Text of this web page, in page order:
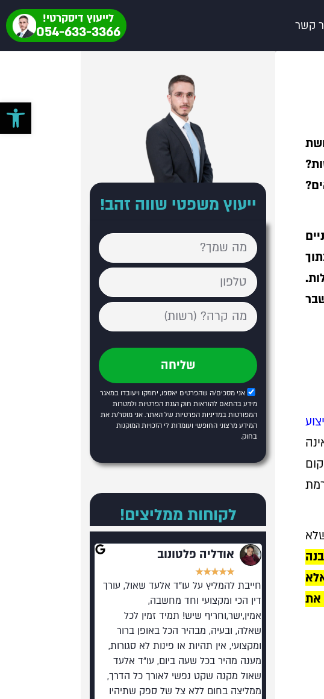
קשר
לייעוץ דיסקרטי!
054-633-3366
את
ייעוץ משפטי שווה זהב!
אני מסכים/ה שהפרטים יאספו, יחוזקו ויעובדו במאגר
מידע בהתאם להוראות חוק הגנת הפרטיות ולמטרות
המפורטותבמדיניות הפרטיות של האתר. אני מוסר/ת את
המידע מרצוני החופשי ועומדות לי הזכויות המוקנות
בחוק.
שליחה
לקוחות ממליצים!
אודליה פלטונוב
★
★
★
★
★
חייבת להמליץ על עו"ד אלעד שאול, עורך
דין הכי ומקצועי וחד מחשבה,
אמין,ישר,וחריף שיש! תמיד זמין לכל
שאלה, ובעיה, מבהיר הכל באופן ברור
ומקצועי, אין תהיות או פינות לא סגורות,
מענה מהיר בכל שעה ביום, עו"ד אלעד
שאול מקנה שקט נפשי לאורך כל הדרך,
ממליצה בחום ללא צל של ספק שתיהיו
פתח